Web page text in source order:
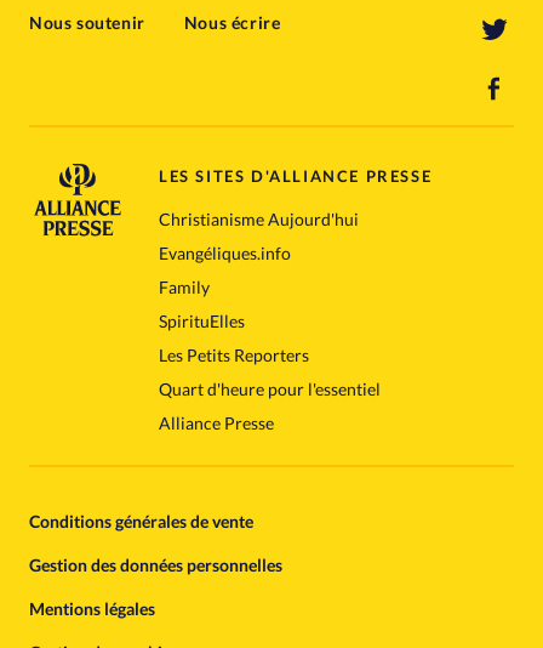
Nous soutenir Nous écrire
LES SITES D'ALLIANCE PRESSE
Christianisme Aujourd'hui
Evangéliques.info
Family
SpirituElles
Les Petits Reporters
Quart d'heure pour l'essentiel
Alliance Presse
Conditions générales de vente
Gestion des données personnelles
Mentions légales